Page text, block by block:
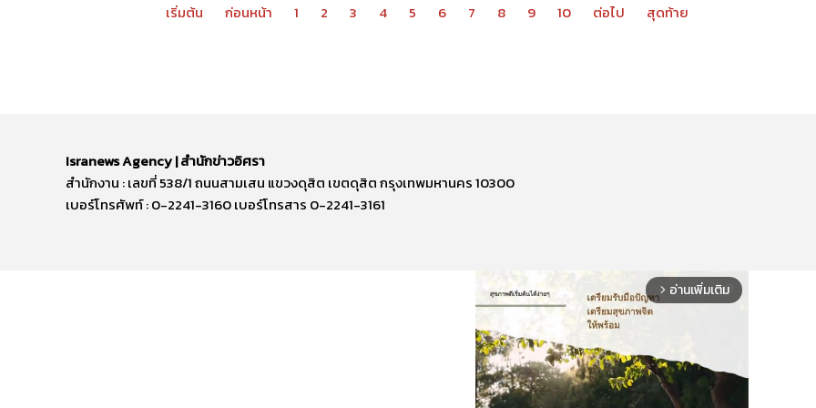
เริ่มต้น
ก่อนหน้า 1 2 3 4 5 6 7 8 9 10 ต่อไป สุดท้าย
Isranews Agency | สำนักข่าวอิศรา
สำนักงาน : เลขที่ 538/1 ถนนสามเสน แขวงดุสิต เขตดุสิต กรุงเทพมหานคร 10300
เบอร์โทรศัพท์ : 0-2241-3160 เบอร์โทรสาร 0-2241-3161
arrow_forward_ios อ่านเพิ่มเติม